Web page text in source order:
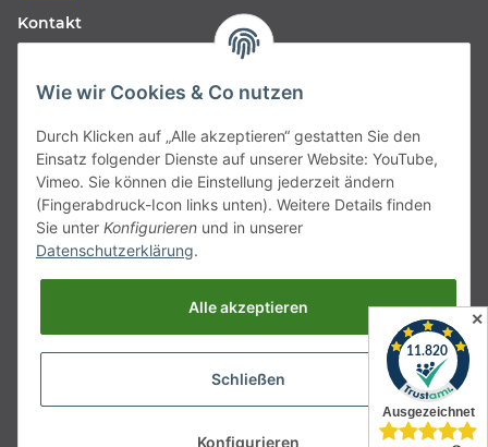
Kontakt
Langstr. 51-53
63450 Hanau
Deutschland
Telefon:06181257350
E-Mail: shop@fabfive24.com
Vertrag widerrufen
* Alle Preise inkl. gesetzlicher MwSt., zzgl.Versand
Wie wir Cookies & Co nutzen
Durch Klicken auf „Alle akzeptieren“ gestatten Sie den
Einsatz folgender Dienste auf unserer Website: YouTube,
Vimeo. Sie können die Einstellung jederzeit ändern
(Fingerabdruck-Icon links unten). Weitere Details finden
Sie unter Konfigurieren und in unserer
Datenschutzerklärung.
Alle akzeptieren
Schließen
Konfigurieren
✕